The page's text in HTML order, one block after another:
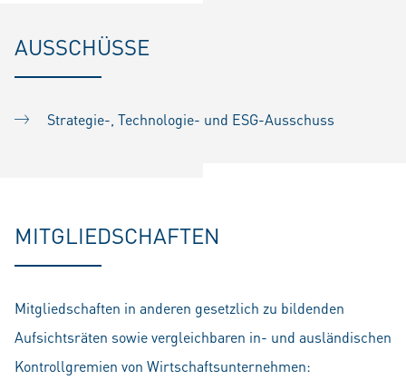
AUSSCHÜSSE
Strategie-, Technologie- und ESG-Ausschuss
MITGLIEDSCHAFTEN
Mitgliedschaften in anderen gesetzlich zu bildenden
Aufsichtsräten sowie vergleichbaren in- und ausländischen
Kontrollgremien von Wirtschaftsunternehmen: